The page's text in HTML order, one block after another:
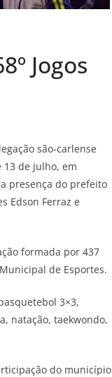
Jogos
são-carlense
13 de julho, em
presença do prefeito
Edson Ferraz e
formada por 437
de Esportes.
3×3,
natação, taekwondo,
do município